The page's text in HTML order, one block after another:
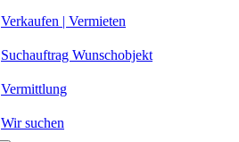
Verkaufen | Vermieten
Suchauftrag Wunschobjekt
Vermittlung
Wir suchen